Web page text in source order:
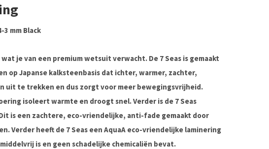
3 mm Black
wat je van een premium wetsuit verwacht. De 7 Seas is gemaakt
op Japanse kalksteenbasis dat ichter, warmer, zachter,
uit te trekken en dus zorgt voor meer bewegingsvrijheid.
isoleert warmte en droogt snel. Verder is de 7 Seas
is een zachtere, eco-vriendelijke, anti-fade gemaakt door
Verder heeft de 7 Seas een AquaA eco-vriendelijke laminering
is en geen schadelijke chemicaliën bevat.